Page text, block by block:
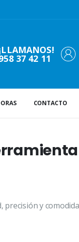
37 42 11
CONTACTO
y